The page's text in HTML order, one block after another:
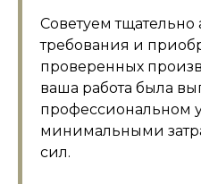
Советуем тщательно
требования и
проверенных
ваша работа была
профессиональном
минимальными
сил.